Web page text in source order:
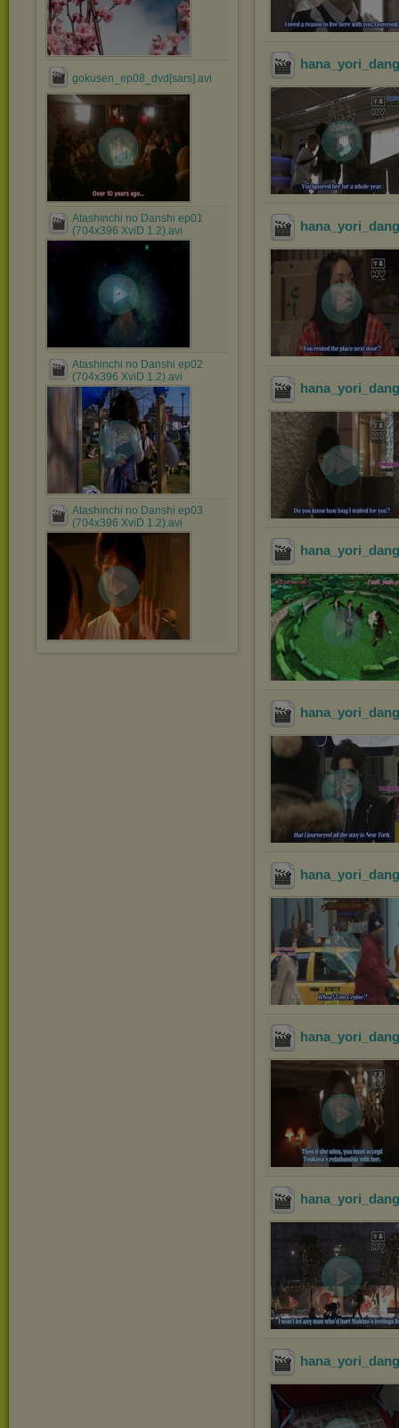
gokusen_ep08_dvd[sars].avi
Atashinchi no Danshi ep01
(704x396 XviD 1.2).avi
Atashinchi no Danshi ep02
(704x396 XviD 1.2).avi
Atashinchi no Danshi ep03
(704x396 XviD 1.2).avi